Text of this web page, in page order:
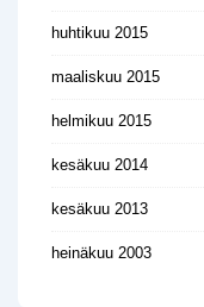
huhtikuu 2015
maaliskuu 2015
helmikuu 2015
kesäkuu 2014
kesäkuu 2013
heinäkuu 2003